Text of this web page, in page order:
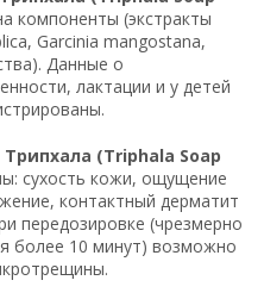
компоненты (экстракты
Garcinia mangostana,
Данные о
лактации и у детей
(Triphala Soap
сухость кожи, ощущение
контактный дерматит
передозировке (чрезмерно
более 10 минут) возможно